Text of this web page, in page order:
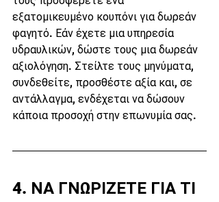
εξατομικευμένο κουπόνι για δωρεάν
φαγητό. Εάν έχετε μια υπηρεσία
υδραυλικών, δώστε τους μια δωρεάν
αξιολόγηση. Στείλτε τους μηνύματα,
συνδεθείτε, προσθέστε αξία και, σε
αντάλλαγμα, ενδέχεται να δώσουν
κάποια προσοχή στην επωνυμία σας.
4. ΝΑ ΓΝΩΡΙΖΕΤΕ ΓΙΑ ΤΙ